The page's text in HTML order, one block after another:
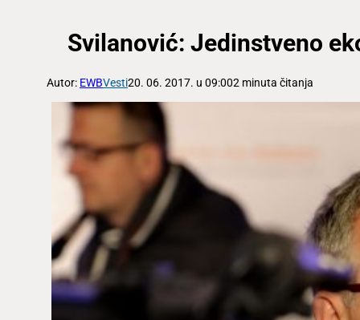
Svilanović: Jedinstveno
Autor: EWBVesti20. 06. 2017. u 09:002 minuta čitanja